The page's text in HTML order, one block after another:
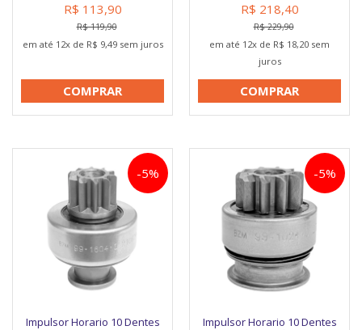
R$ 113,90
R$ 119,90
em até 12x de R$ 9,49 sem juros
COMPRAR
R$ 218,40
R$ 229,90
em até 12x de R$ 18,20 sem
juros
COMPRAR
Impulsor Horario 10 Dentes
-5%
Impulsor Horario 10 Dentes
-5%